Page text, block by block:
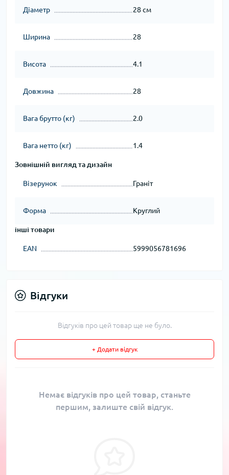
Діаметр 28 см
Ширина 28
Висота 4.1
Довжина 28
Вага брутто (кг) 2.0
Вага нетто (кг) 1.4
Зовнішній вигляд та дизайн
Візерунок Граніт
Форма Круглий
інші товари
EAN 5999056781696
Відгуки
Відгуків про цей товар ще не було.
+ Додати відгук
Немає відгуків про цей товар, станьте
першим, залиште свій відгук.